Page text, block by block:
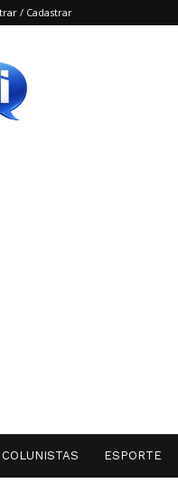
/ Cadastrar
COLUNISTAS ESPORTE